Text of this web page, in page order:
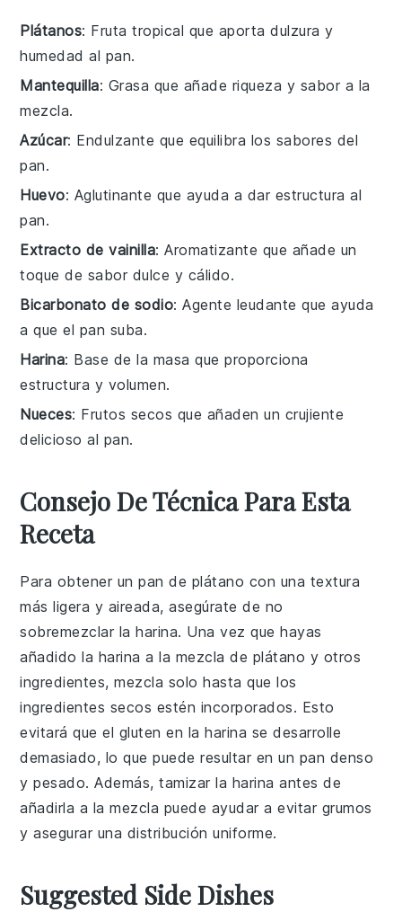
Plátanos: Fruta tropical que aporta dulzura y
humedad al pan.
Mantequilla: Grasa que añade riqueza y sabor a la
mezcla.
Azúcar: Endulzante que equilibra los sabores del
pan.
Huevo: Aglutinante que ayuda a dar estructura al
pan.
Extracto de vainilla: Aromatizante que añade un
toque de sabor dulce y cálido.
Bicarbonato de sodio: Agente leudante que ayuda
a que el pan suba.
Harina: Base de la masa que proporciona
estructura y volumen.
Nueces: Frutos secos que añaden un crujiente
delicioso al pan.
Consejo De Técnica Para Esta
Receta
Para obtener unpan de plátano con una textura
más ligera y aireada, asegúrate de no
sobremezclar laharina. Una vez que hayas
añadido la harina a la mezcla de plátano y otros
ingredientes, mezcla solo hasta que los
ingredientes secos estén incorporados. Esto
evitará que el gluten en laharina se desarrolle
demasiado, lo que puede resultar en un pan denso
y pesado. Además, tamizar la harina antes de
añadirla a la mezcla puede ayudar a evitar grumos
y asegurar una distribución uniforme.
Suggested Side Dishes